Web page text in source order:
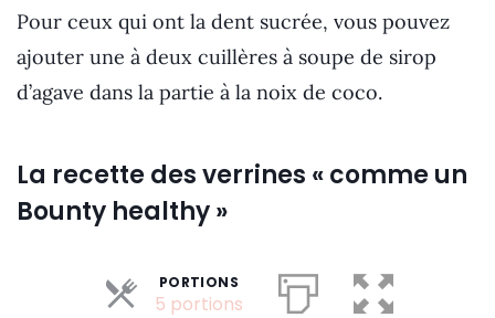
Pour ceux qui ont la dent sucrée, vous pouvez
ajouter une à deux cuillères à soupe de sirop
d’agave dans la partie à la noix de coco.
La recette des verrines « comme un
Bounty healthy »
PORTIONS
5 portions Parts